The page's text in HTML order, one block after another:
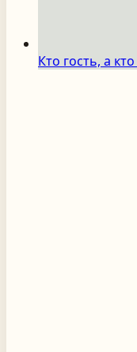
Кто гость, а